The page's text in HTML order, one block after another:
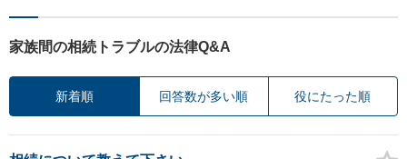
家族間の相続トラブルの法律Q&A
新着順 回答数が多い順 役にたった順